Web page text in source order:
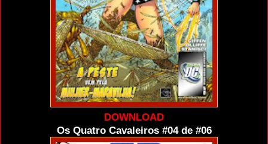
DOWNLOAD
Os Quatro Cavaleiros #04 de #06